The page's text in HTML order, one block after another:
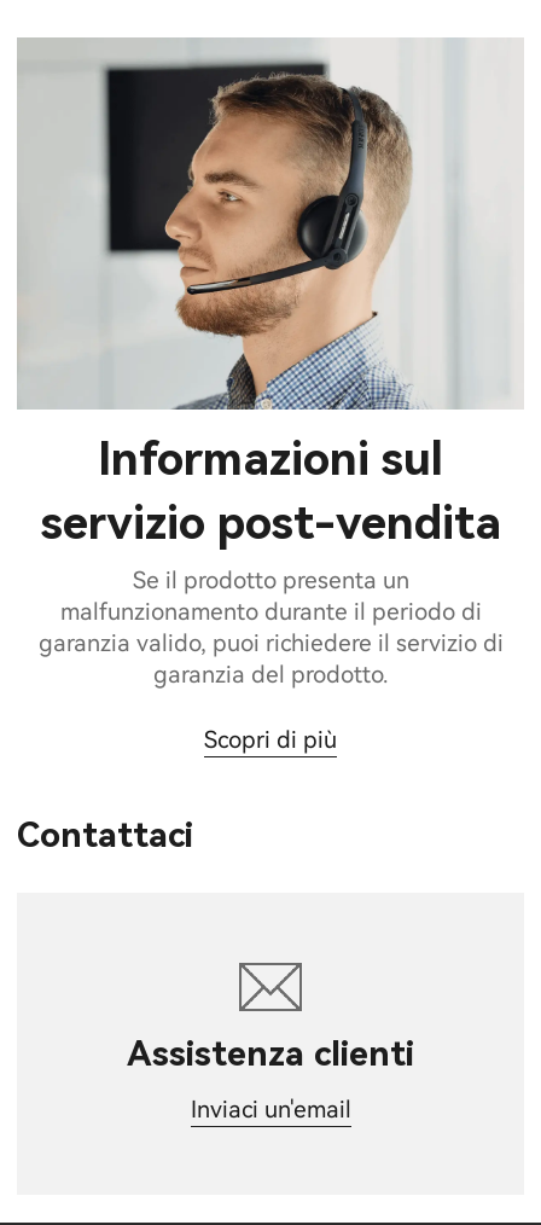
Informazioni sul
servizio post-vendita
Se il prodotto presenta un
malfunzionamento durante il periodo di
garanzia valido, puoi richiedere il servizio di
garanzia del prodotto.
Scopri di più
Contattaci
Assistenza clienti
Inviaci un'email